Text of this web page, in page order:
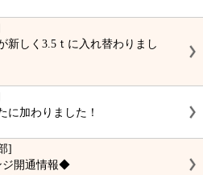
しく3.5ｔに入れ替わりまし
に加わりました！
]
ジ開通情報◆